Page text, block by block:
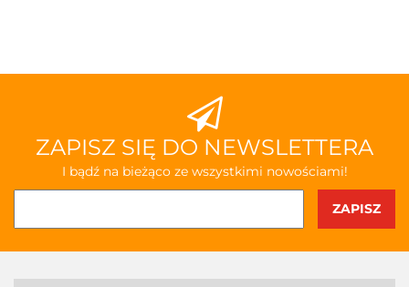
ZAPISZ SIĘ DO NEWSLETTERA
I bądź na bieżąco ze wszystkimi nowościami!